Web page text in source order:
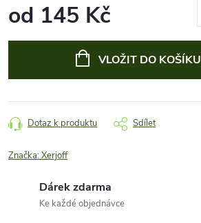
od 145 Kč
VLOŽIT DO KOŠÍKU
Dotaz k produktu Sdílet
Značka:Xerjoff
Dárek zdarma
Ke každé objednávce